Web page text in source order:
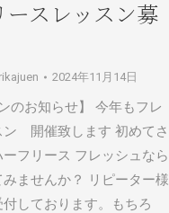
スレッスン募
2024年11月14日
のお知らせ】 今年もフレ
ン 開催致します 初めてさ
フリース フレッシュなら
ませんか？ リピーター様
しております。もちろ